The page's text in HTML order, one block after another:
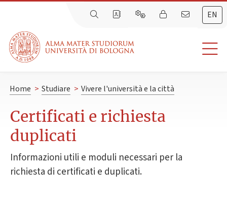
EN
Home > Studiare > Vivere l'università e la città
Certificati e richiesta
duplicati
Informazioni utili e moduli necessari per la
richiesta di certificati e duplicati.